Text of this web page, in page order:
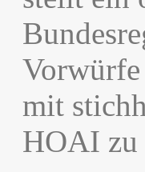
Vorwürfe
mit
HOAI zu